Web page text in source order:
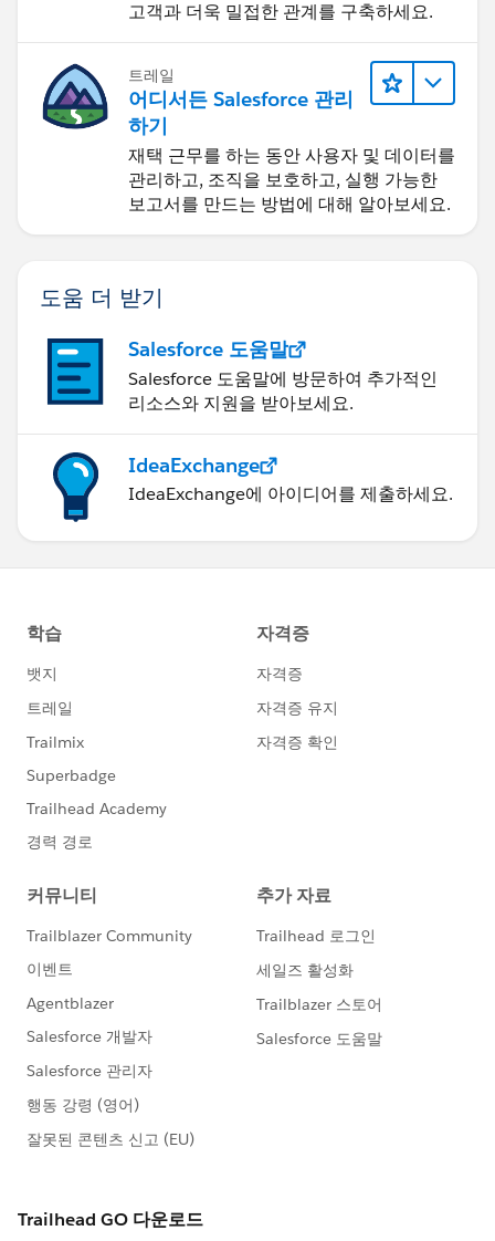
고객과 더욱 밀접한 관계를 구축하세요.
트레일
어디서든 Salesforce 관리
하기
재택 근무를 하는 동안 사용자 및 데이터를
관리하고, 조직을 보호하고, 실행 가능한
보고서를 만드는 방법에 대해 알아보세요.
도움 더 받기
Salesforce 도움말
Salesforce 도움말에 방문하여 추가적인
리소스와 지원을 받아보세요.
IdeaExchange
IdeaExchange에 아이디어를 제출하세요.